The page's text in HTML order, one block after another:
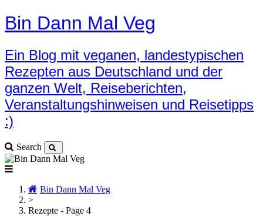
Bin Dann Mal Veg
Ein Blog mit veganen, landestypischen
Rezepten aus Deutschland und der
ganzen Welt, Reiseberichten,
Veranstaltungshinweisen und Reisetipps
:)
Search
Bin Dann Mal Veg
>
Rezepte - Page 4